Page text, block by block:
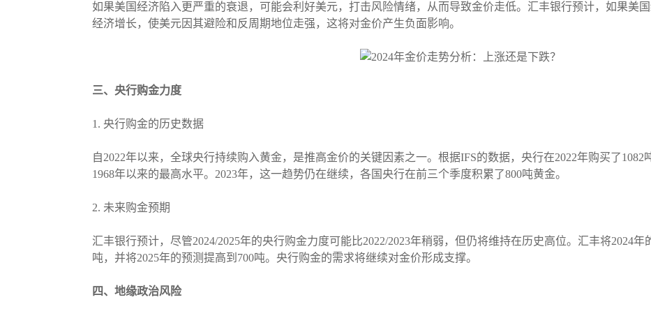
如果美国经济陷入更严重的衰退，可能会利好美元，打击风险情绪，从而导致金价走低。汇丰银行预计，如果美
经济增长，使美元因其避险和反周期地位走强，这将对金价产生负面影响。
三、央行购金力度
1. 央行购金的历史数据
自2022年以来，全球央行持续购入黄金，是推高金价的关键因素之一。根据IFS的数据，央行在2022年购买了
1968年以来的最高水平。2023年，这一趋势仍在继续，各国央行在前三个季度积累了800吨黄金。
2. 未来购金预期
汇丰银行预计，尽管2024/2025年的央行购金力度可能比2022/2023年稍弱，但仍将维持在历史高位。汇丰将2024
吨，并将2025年的预测提高到700吨。央行购金的需求将继续对金价形成支撑。
四、地缘政治风险